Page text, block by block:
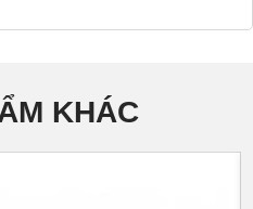
KHÁC